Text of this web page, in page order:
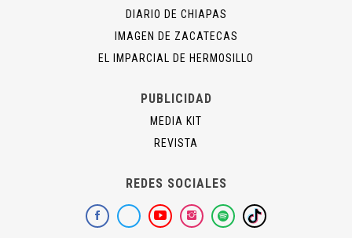
DIARIO DE CHIAPAS
IMAGEN DE ZACATECAS
EL IMPARCIAL DE HERMOSILLO
PUBLICIDAD
MEDIA KIT
REVISTA
REDES SOCIALES